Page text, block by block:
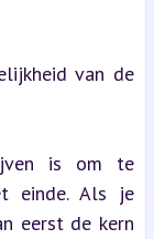
van de
is om te
einde. Als je
eerst de kern